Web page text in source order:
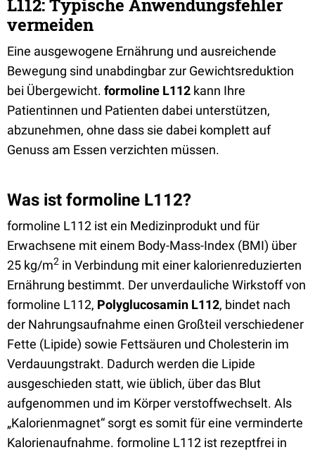
L112: Typische Anwendungsfehler
vermeiden
Eine ausgewogene Ernährung und ausreichende
Bewegung sind unabdingbar zur Gewichtsreduktion
bei Übergewicht. formoline L112 kann Ihre
Patientinnen und Patienten dabei unterstützen,
abzunehmen, ohne dass sie dabei komplett auf
Genuss am Essen verzichten müssen.
Was ist formoline L112?
formoline L112 ist ein Medizinprodukt und für
Erwachsene mit einem Body-Mass-Index (BMI) über
25 kg/m2 in Verbindung mit einer kalorienreduzierten
Ernährung bestimmt. Der unverdauliche Wirkstoff von
formoline L112, Polyglucosamin L112, bindet nach
der Nahrungsaufnahme einen Großteil verschiedener
Fette (Lipide) sowie Fettsäuren und Cholesterin im
Verdauungstrakt. Dadurch werden die Lipide
ausgeschieden statt, wie üblich, über das Blut
aufgenommen und im Körper verstoffwechselt. Als
„Kalorienmagnet“ sorgt es somit für eine verminderte
Kalorienaufnahme. formoline L112 ist rezeptfrei in